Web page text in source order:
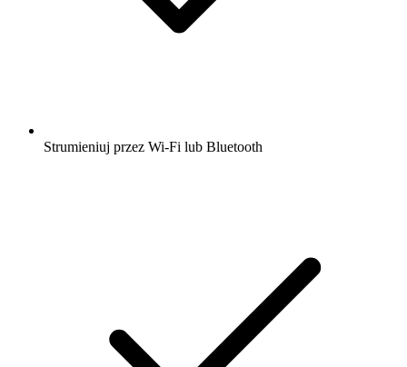
Strumieniuj przez Wi-Fi lub Bluetooth